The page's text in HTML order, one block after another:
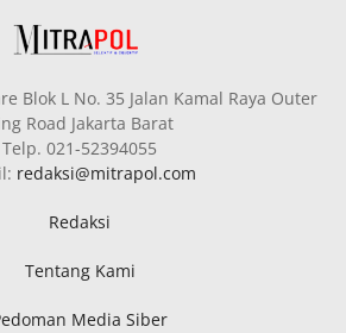
Blok L No. 35 Jalan Kamal Raya Outer
Road Jakarta Barat
Telp. 021-52394055
redaksi@mitrapol.com
Redaksi
Tentang Kami
Media Siber